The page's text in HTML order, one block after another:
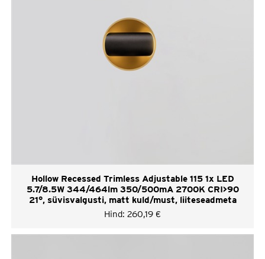
Hollow Recessed Trimless Adjustable 115 1x LED
5.7/8.5W 344/464lm 350/500mA 2700K CRI>90
21°, süvisvalgusti, matt kuld/must, liiteseadmeta
Hind: 260,19 €